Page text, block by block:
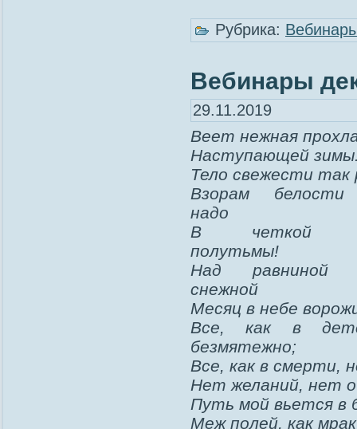
Рубрика:
Вебинары
29.11.2019
Веет нежная
Наступающей
Тело свежести так
Взорам
надо
В четкой
полутьмы!
Над равниной
снежной
Месяц в небе
Все, как в
безмятежно;
Все, как в смерти,
Нет желаний, нет
Путь мой вьется в
Меж полей, как